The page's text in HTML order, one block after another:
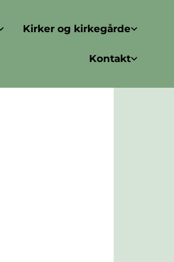
Kirker og kirkegårde
Kontakt